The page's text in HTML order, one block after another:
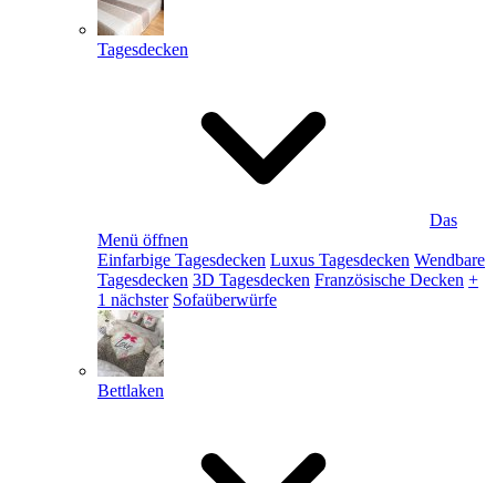
Tagesdecken
Das
Menü öffnen
Einfarbige Tagesdecken Luxus Tagesdecken Wendbare
Tagesdecken 3D Tagesdecken Französische Decken +
1 nächster Sofaüberwürfe
Bettlaken